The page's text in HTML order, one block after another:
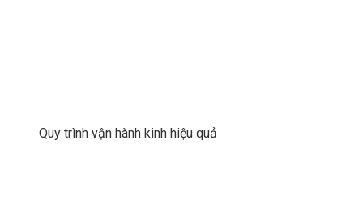
Quy trình vận hành kinh hiệu quả